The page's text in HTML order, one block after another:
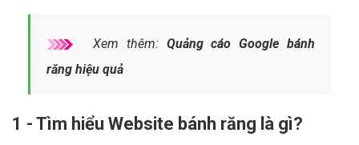
Xem thêm: Quảng cáo Google bánh
răng hiệu quả
1 - Tìm hiểu Website bánh răng là gì?